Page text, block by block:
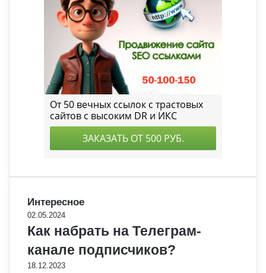
Интересное
02.05.2024
Как набрать на Телеграм-
канале подписчиков?
18.12.2023